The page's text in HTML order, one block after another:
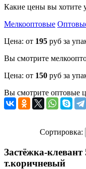
Какие цены вы хотите
Мелкооптовые
Цена: от 195 руб за
Вы смотрите
Цена: от 150 руб за
Вы смотрите оптовые
Сортировка:
Застёжка-
т.коричневый